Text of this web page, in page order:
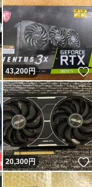
いいね！
43,200円
いいね！
20,300円